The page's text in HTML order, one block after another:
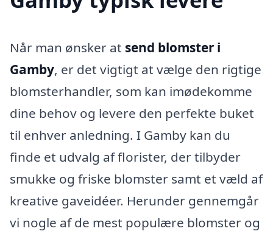
Når man ønsker at send blomster i
Gamby, er det vigtigt at vælge den rigtige
blomsterhandler, som kan imødekomme
dine behov og levere den perfekte buket
til enhver anledning. I Gamby kan du
finde et udvalg af florister, der tilbyder
smukke og friske blomster samt et væld af
kreative gaveidéer. Herunder gennemgår
vi nogle af de mest populære blomster og